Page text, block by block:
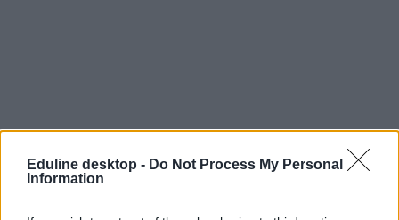
Eduline desktop - Do Not Process My Personal
Information